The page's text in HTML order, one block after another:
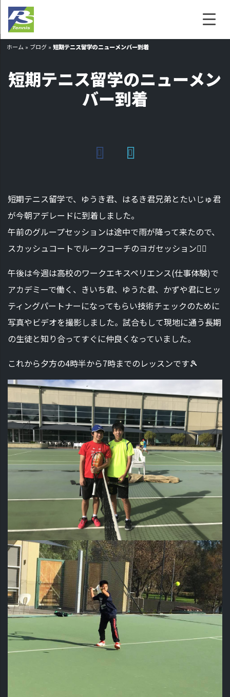
ホーム » ブログ »短期テニス留学のニューメンバー到着
短期テニス留学のニューメン
バー到着
短期テニス留学で、ゆうき君、はるき君兄弟とたいじゅ君
が今朝アデレードに到着しました。
午前のグループセッションは途中で雨が降って来たので、
スカッシュコートでルークコーチのヨガセッション🧘‍♂️
午後は今週は高校のワークエキスペリエンス(仕事体験)で
アカデミーで働く、きいち君、ゆうた君、かずや君にヒッ
ティングパートナーになってもらい技術チェックのために
写真やビデオを撮影しました。試合もして現地に通う長期
の生徒と知り合ってすぐに仲良くなっていました。
これから夕方の4時半から7時までのレッスンです🎾